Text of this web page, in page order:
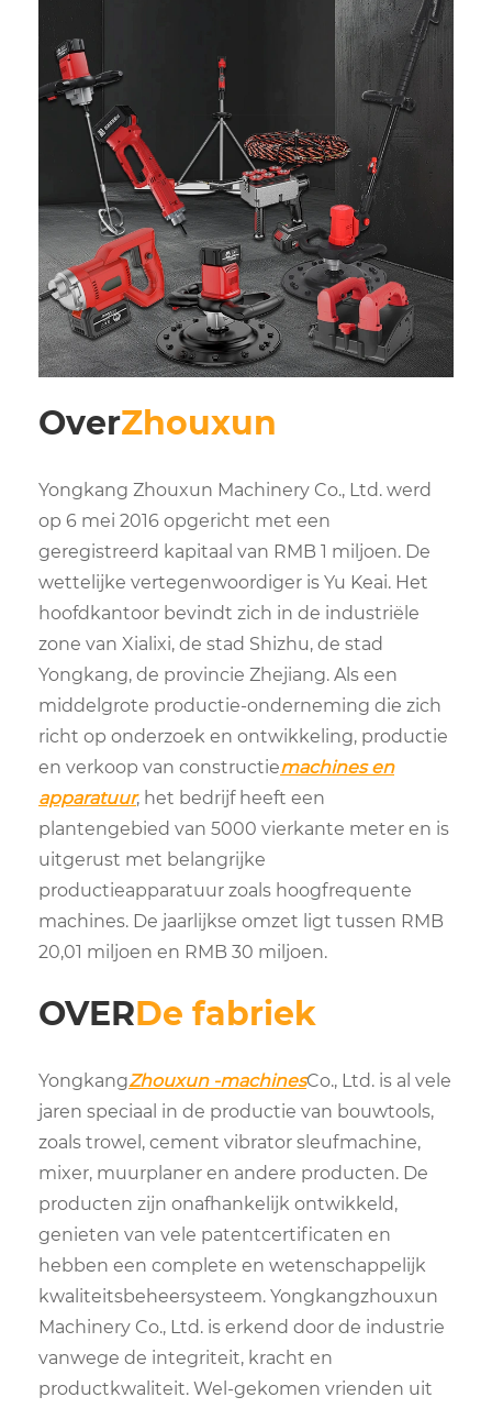
OverZhouxun
Yongkang Zhouxun Machinery Co., Ltd. werd
op 6 mei 2016 opgericht met een
geregistreerd kapitaal van RMB 1 miljoen. De
wettelijke vertegenwoordiger is Yu Keai. Het
hoofdkantoor bevindt zich in de industriële
zone van Xialixi, de stad Shizhu, de stad
Yongkang, de provincie Zhejiang. Als een
middelgrote productie-onderneming die zich
richt op onderzoek en ontwikkeling, productie
en verkoop van constructiemachines en
apparatuur, het bedrijf heeft een
plantengebied van 5000 vierkante meter en is
uitgerust met belangrijke
productieapparatuur zoals hoogfrequente
machines. De jaarlijkse omzet ligt tussen RMB
20,01 miljoen en RMB 30 miljoen.
OVERDe fabriek
YongkangZhouxun -machinesCo., Ltd. is al vele
jaren speciaal in de productie van bouwtools,
zoals trowel, cement vibrator sleufmachine,
mixer, muurplaner en andere producten. De
producten zijn onafhankelijk ontwikkeld,
genieten van vele patentcertificaten en
hebben een complete en wetenschappelijk
kwaliteitsbeheersysteem. Yongkangzhouxun
Machinery Co., Ltd. is erkend door de industrie
vanwege de integriteit, kracht en
productkwaliteit. Wel-gekomen vrienden uit